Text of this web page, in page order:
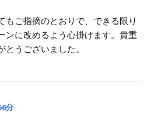
もご指摘のとおりで、できる限り
ンに改めるよう心掛けます。貴重
うございました。
分